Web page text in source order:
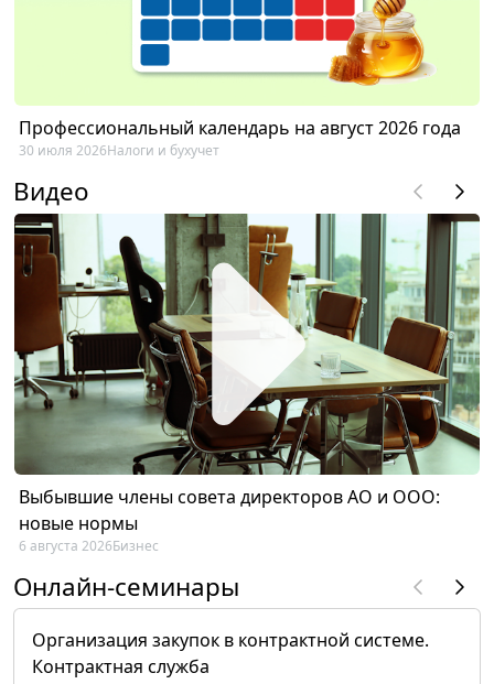
Профессиональный календарь на август 2026 года
30 июля 2026Налоги и бухучет
Видео
Выбывшие члены совета директоров АО и ООО:
новые нормы
6 августа 2026Бизнес
Онлайн-семинары
Организация закупок в контрактной системе.
Контрактная служба